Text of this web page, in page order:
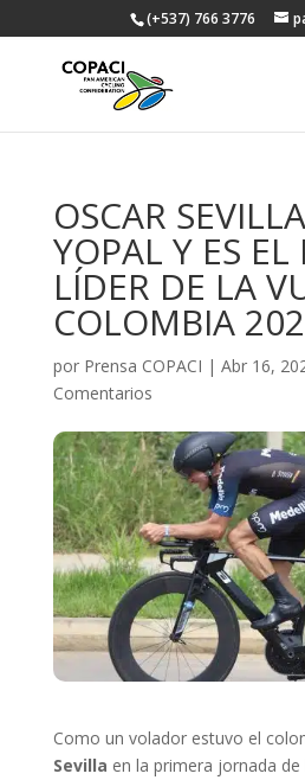
(+537) 766 3776
OSCAR
YOPAL Y ES EL
LÍDER DE LA
COLOMBIA
por Prensa COPACI | Abr 16,
Comentarios
Como un volador estuvo el
Sevilla en la primera jornada